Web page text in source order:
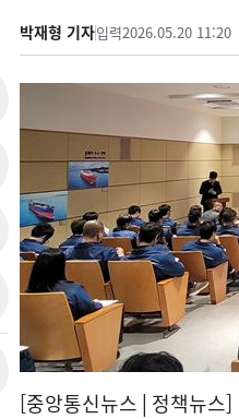
박재형 기자입력2026.05.20 11:20
[중앙통신뉴스│정책뉴스]